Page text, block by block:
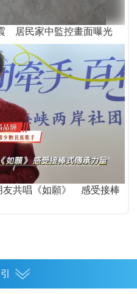
居民家中監控畫面曝光
友共唱《如願》 感受接棒